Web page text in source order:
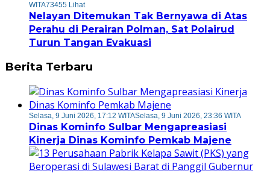
WITA73455 Lihat
Nelayan Ditemukan Tak Bernyawa di Atas
Perahu di Perairan Polman, Sat Polairud
Turun Tangan Evakuasi
Berita Terbaru
Selasa, 9 Juni 2026, 17:12 WITASelasa, 9 Juni 2026, 23:36 WITA
Dinas Kominfo Sulbar Mengapreasiasi
Kinerja Dinas Kominfo Pemkab Majene